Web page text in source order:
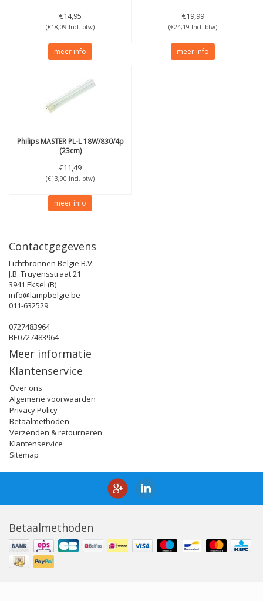
€14,95
(€18,09 Incl. btw)
meer info
€19,99
(€24,19 Incl. btw)
meer info
PhilipsMASTER PL-L 18W/830/4p
(23cm)
€11,49
(€13,90 Incl. btw)
meer info
Contactgegevens
Lichtbronnen België B.V.
J.B. Truyensstraat 21
3941 Eksel (B)
info@lampbelgie.be
011-632529
0727483964
BE0727483964
Meer informatie
Klantenservice
Over ons
Algemene voorwaarden
Privacy Policy
Betaalmethoden
Verzenden & retourneren
Klantenservice
Sitemap
Betaalmethoden